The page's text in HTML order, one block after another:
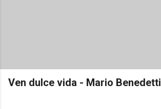
Ven dulce vida - Mario Benedetti